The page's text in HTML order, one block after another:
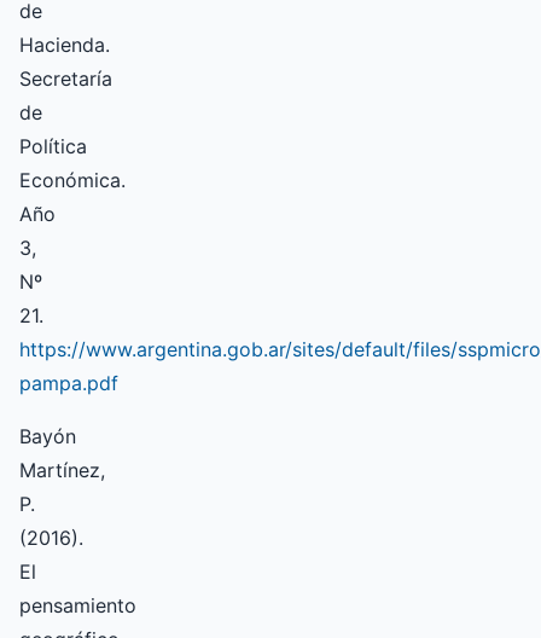
de
Hacienda.
Secretaría
de
Política
Económica.
Año
3,
Nº
21.
https://www.argentina.gob.ar/sites/default/files/
pampa.pdf
Bayón
Martínez,
P.
(2016).
El
pensamiento